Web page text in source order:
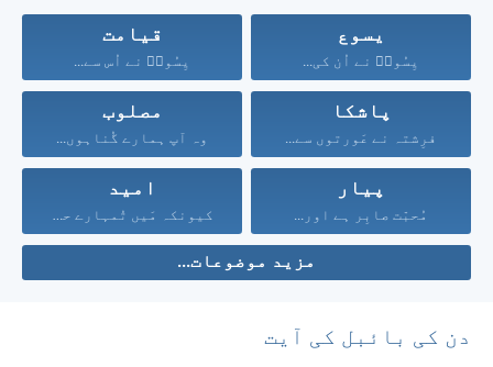
یسوع
یِسُوعؔ نے اُن کی...
قیامت
یِسُوعؔ نے اُس سے...
پاشکا
فرِشتہ نے عَورتوں سے...
مصلوب
وہ آپ ہمارے گُناہوں...
پیار
مُحبّت صابِر ہے اور...
امید
کیونکہ مَیں تُمہارے حق...
مزید موضوعات...
دن کی بائبل کی آیت